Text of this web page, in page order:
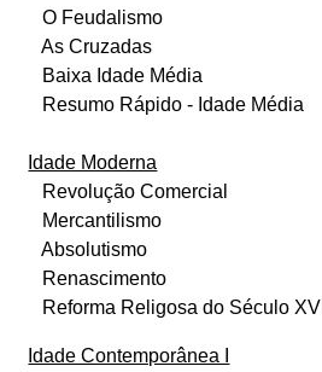
O Feudalismo
As Cruzadas
Baixa Idade Média
Resumo Rápido - Idade Média
Idade Moderna
Revolução Comercial
Mercantilismo
Absolutismo
Renascimento
Reforma Religosa do Século XVI
Idade Contemporânea I